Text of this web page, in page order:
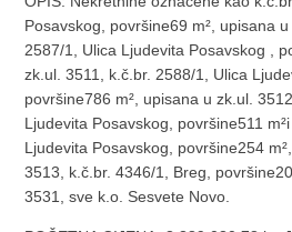
Posavskog, površine69 m², upisana
2587/1, Ulica Ljudevita Posavskog ,
zk.ul. 3511, k.č.br. 2588/1, Ulica
površine786 m², upisana u zk.ul.
Ljudevita Posavskog, površine511
Ljudevita Posavskog, površine254
3513, k.č.br. 4346/1, Breg,
3531, sve k.o. Sesvete Novo.